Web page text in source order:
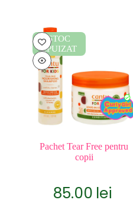
STOC
EPUIZAT
Pachet Tear Free pentru
copii
85.00 lei